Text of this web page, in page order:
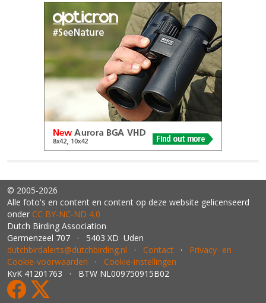
© 2005-2026
Alle foto's en content en content op deze website gelicenseerd
onder CC BY‑NC‑ND 4.0
Dutch Birding Association
Germenzeel 707 · 5403 XD Uden
dutchbirdalerts@dutchbirding.nl · Contact · Privacy- en
Cookie-voorwaarden · Cookie-instellingen
KvK 41201763 · BTW NL009750915B02